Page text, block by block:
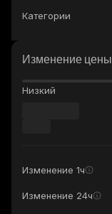
Категории
Изменение цены
Низкий
Изменение 1ч
Изменение 24ч